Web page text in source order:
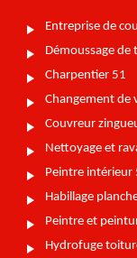
Entreprise de
Démoussage de
Charpentier 51
Changement de
Couvreur
Nettoyage et
Peintre intérieur
Habillage
Peintre et
Hydrofuge